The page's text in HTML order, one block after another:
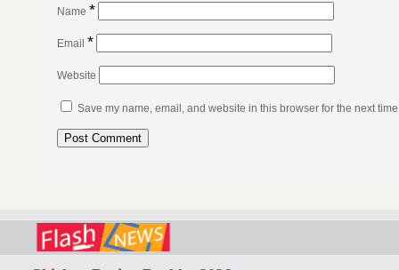
Name *
Email *
Website
Save my name, email, and website in this browser for the next